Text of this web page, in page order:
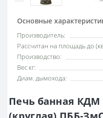
Основные
Производитель:
Рассчитан на площадь до
Производство:
Вес кг:
Диам. дымохода:
Печь банная